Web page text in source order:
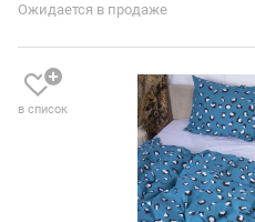
Ожидается в продаже
в список